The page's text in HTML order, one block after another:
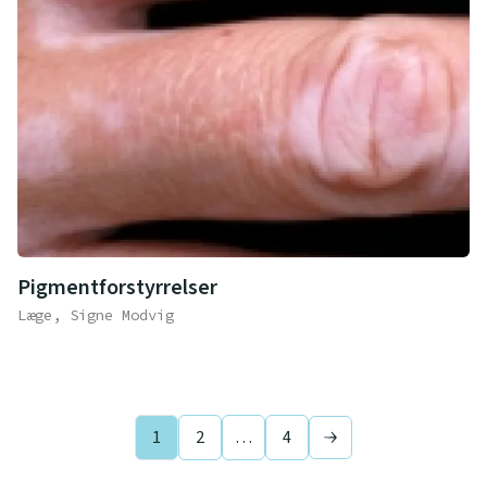
Pigmentforstyrrelser
Læge, Signe Modvig
1 2 … 4 Next page